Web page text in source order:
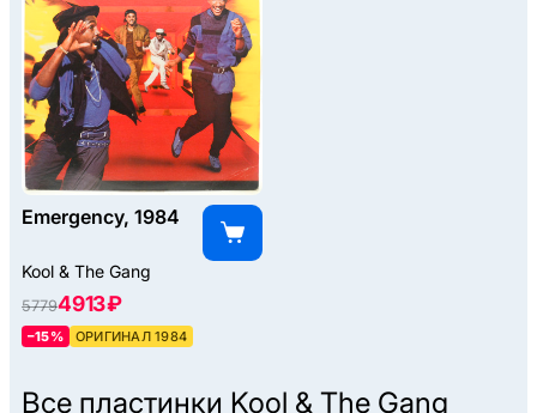
Emergency, 1984
Kool & The Gang
57794913 ₽
–15% ОРИГИНАЛ 1984
Все пластинки Kool & The Gang